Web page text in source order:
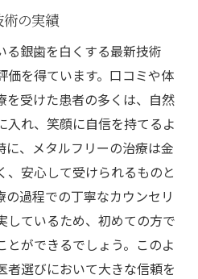
の実績
る銀歯を白くする最新技術
価を得ています。口コミや体
を受けた患者の多くは、自然
入れ、笑顔に自信を持てるよ
に、メタルフリーの治療は金
、安心して受けられるものと
の過程での丁寧なカウンセリ
しているため、初めての方で
とができるでしょう。このよ
者選びにおいて大きな信頼を